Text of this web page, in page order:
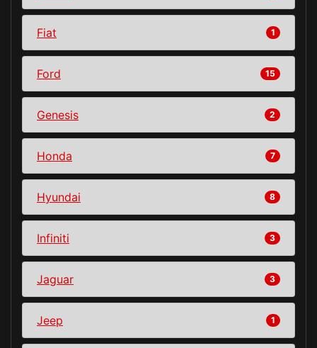
Fiat 1
Ford 15
Genesis 2
Honda 7
Hyundai 8
Infiniti 3
Jaguar 3
Jeep 1